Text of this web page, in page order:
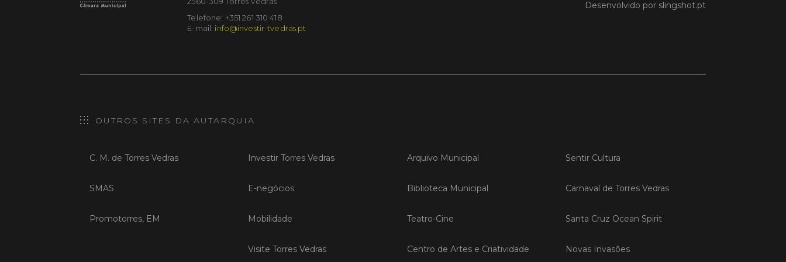
empresarial e especialistas num conjunto de
negócios e desenvolvimento de
Telefone: +351 261 310 418
E-mail: info@investir-tvedras.pt
Desenvolvido por slingshot.pt
OUTROS SITES DA AUTARQUIA
C. M. de Torres Vedras
SMAS
Promotorres, EM
Investir Torres Vedras
E-negócios
Mobilidade
Visite Torres Vedras
Arquivo Municipal
Biblioteca Municipal
Teatro-Cine
Centro de Artes e Criatividade
Sentir Cultura
Carnaval de Torres Vedras
Santa Cruz Ocean Spirit
Novas Invasões